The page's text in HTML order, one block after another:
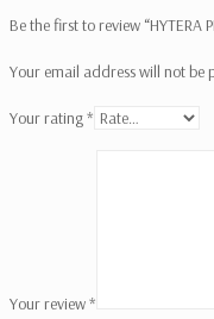
Be the first to review “HYTERA
Your email address will not be
Your rating*
Your review*